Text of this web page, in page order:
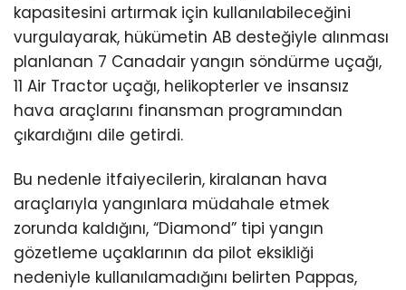
kapasitesini artırmak için kullanılabileceğini
vurgulayarak, hükümetin AB desteğiyle alınması
planlanan 7 Canadair yangın söndürme uçağı,
11 Air Tractor uçağı, helikopterler ve insansız
hava araçlarını finansman programından
çıkardığını dile getirdi.
Bu nedenle itfaiyecilerin, kiralanan hava
araçlarıyla yangınlara müdahale etmek
zorunda kaldığını, “Diamond” tipi yangın
gözetleme uçaklarının da pilot eksikliği
nedeniyle kullanılamadığını belirten Pappas,